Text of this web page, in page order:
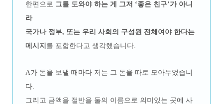
한편으로 그를 도와야 하는 게 그저 ‘좋은 친구’가 아니
라
국가나 정부, 또는 우리 사회의 구성원 전체여야 한다는
메시지 를 포함한다고 생각했습니다.
A가 돈을 보낼 때마다 저는 그 돈을 따로 모아두었습니
다.
그리고 금액을 절반을 둘의 이름으로 의미있는 곳에 사